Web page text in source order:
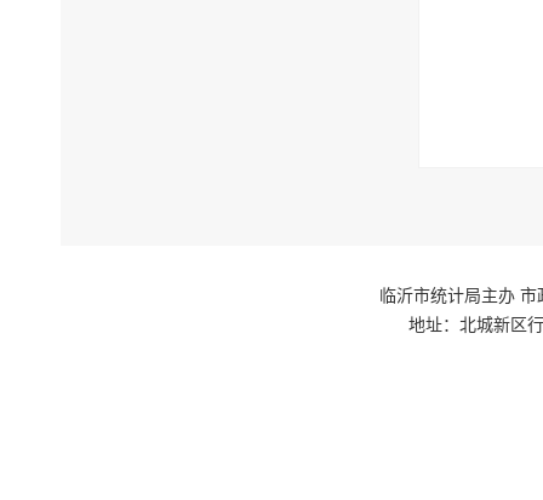
临沂市统计局主办 市
地址：北城新区